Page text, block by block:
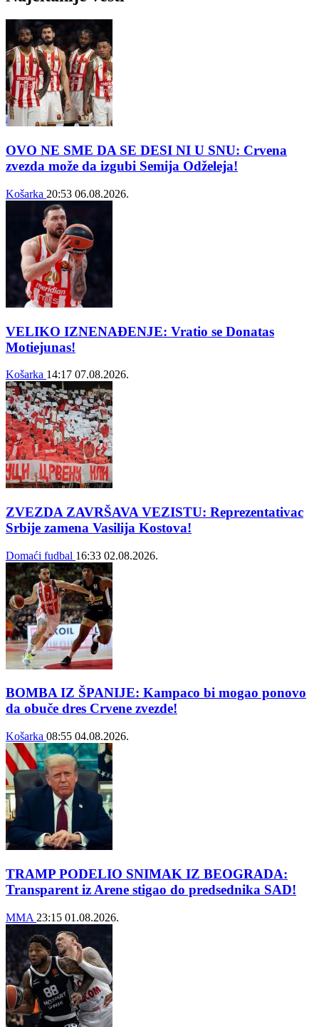
OVO NE SME DA SE DESI NI U SNU: Crvena
zvezda može da izgubi Semija Odželeja!
Košarka 20:53 06.08.2026.
VELIKO IZNENAĐENJE: Vratio se Donatas
Motiejunas!
Košarka 14:17 07.08.2026.
ZVEZDA ZAVRŠAVA VEZISTU: Reprezentativac
Srbije zamena Vasilija Kostova!
Domaći fudbal 16:33 02.08.2026.
BOMBA IZ ŠPANIJE: Kampaco bi mogao ponovo
da obuče dres Crvene zvezde!
Košarka 08:55 04.08.2026.
TRAMP PODELIO SNIMAK IZ BEOGRADA:
Transparent iz Arene stigao do predsednika SAD!
MMA 23:15 01.08.2026.